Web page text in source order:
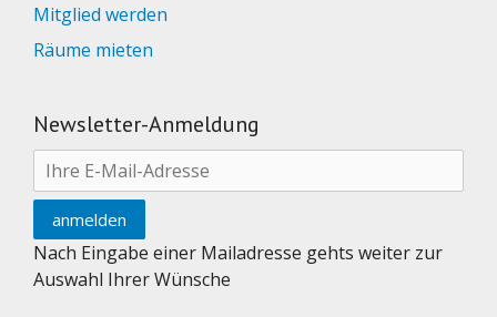
Mitglied werden
Räume mieten
Newsletter-Anmeldung
Nach Eingabe einer Mailadresse gehts weiter zur
Auswahl Ihrer Wünsche